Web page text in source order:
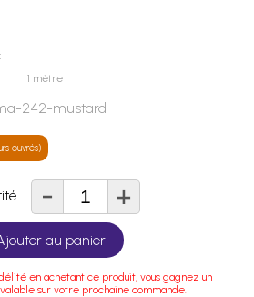
1 mètre
242-mustard
ouvrés)
- +
au panier
en achetant ce produit, vous gagnez un
valable sur votre prochaine commande.